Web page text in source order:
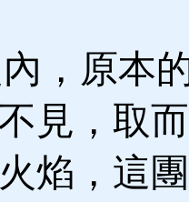
，原本
見，取
焰，這